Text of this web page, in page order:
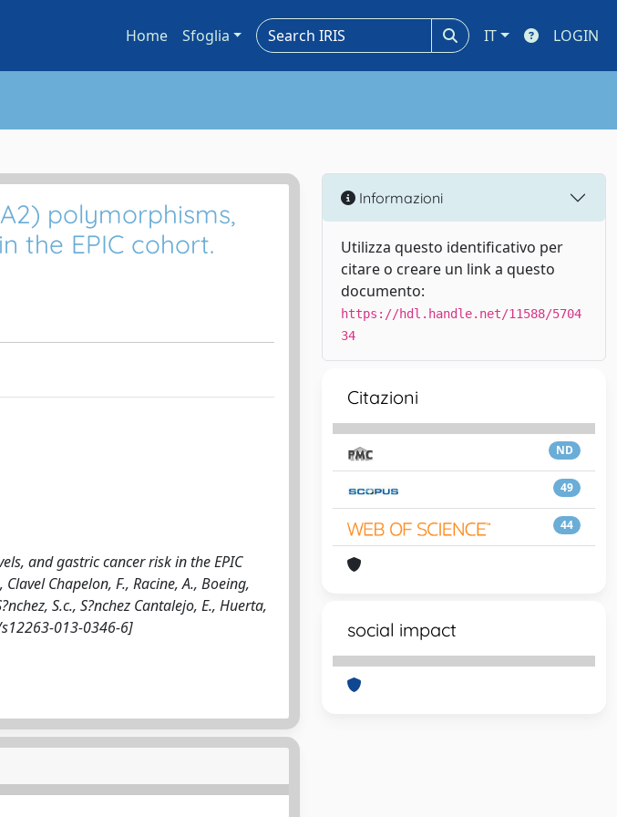
Home Sfoglia IT LOGIN
polymorphisms,
the EPIC cohort.
and gastric cancer risk in the EPIC
Chapelon, F., Racine, A., Boeing,
S.c., S?nchez Cantalejo, E., Huerta,
s12263-013-0346-6]
Informazioni
Utilizza questo identificativo per
citare o creare un link a questo
documento:
https://hdl.handle.net/11588/5704
34
Citazioni
ND
49
44
social impact